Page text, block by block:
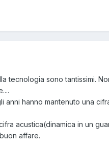
tecnologia sono tantissimi.
anni hanno mantenuto una
acustica(dinamica in un
affare.